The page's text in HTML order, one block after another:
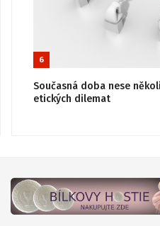
6
Současná doba nese
etických dilemat